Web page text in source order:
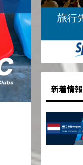
新着情報